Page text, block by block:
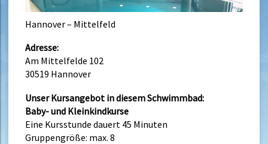
Hannover – Mittelfeld
Adresse:
Am Mittelfelde 102
30519 Hannover
Unser Kursangebot in diesem Schwimmbad:
Baby- und Kleinkindkurse
Eine Kursstunde dauert 45 Minuten
Gruppengröße: max. 8